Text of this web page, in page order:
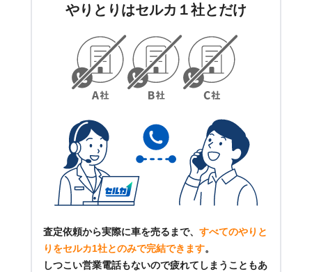
やりとりはセルカ１社とだけ
査定依頼から実際に車を売るまで、 すべてのやりと
りをセルカ1社とのみで完結できます。
しつこい営業電話もないので疲れてしまうこともあ